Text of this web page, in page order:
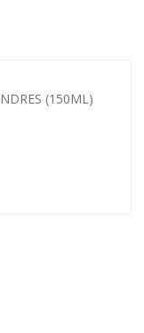
(150ML)